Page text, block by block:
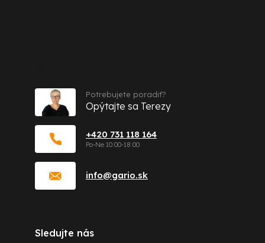
info@gario.sk
+420 731 118 164
Potrebujete poradiť?
Opýtajte sa Terezy
Sledujte nás